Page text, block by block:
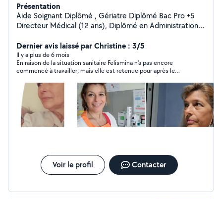
Présentation
Aide Soignant Diplômé , Gériatre Diplômé Bac Pro +5
Directeur Médical (12 ans), Diplômé en Administration
Public et en Domicile Social. (Cas urgent garde chez
moi). Pour quelques questions n'hésitez pas de nos
contacter. Merci de votre confiance Miranda Reimao
Dernier avis laissé par Christine : 3/5
Il y a plus de 6 mois
En raison de la situation sanitaire Felismina n'a pas encore
commencé à travailler, mais elle est retenue pour après le
Voir le profil Contacter